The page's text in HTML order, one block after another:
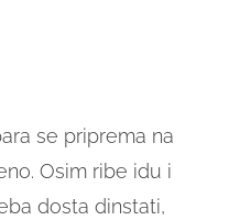
se priprema na
Osim ribe idu i
dosta dinstati,